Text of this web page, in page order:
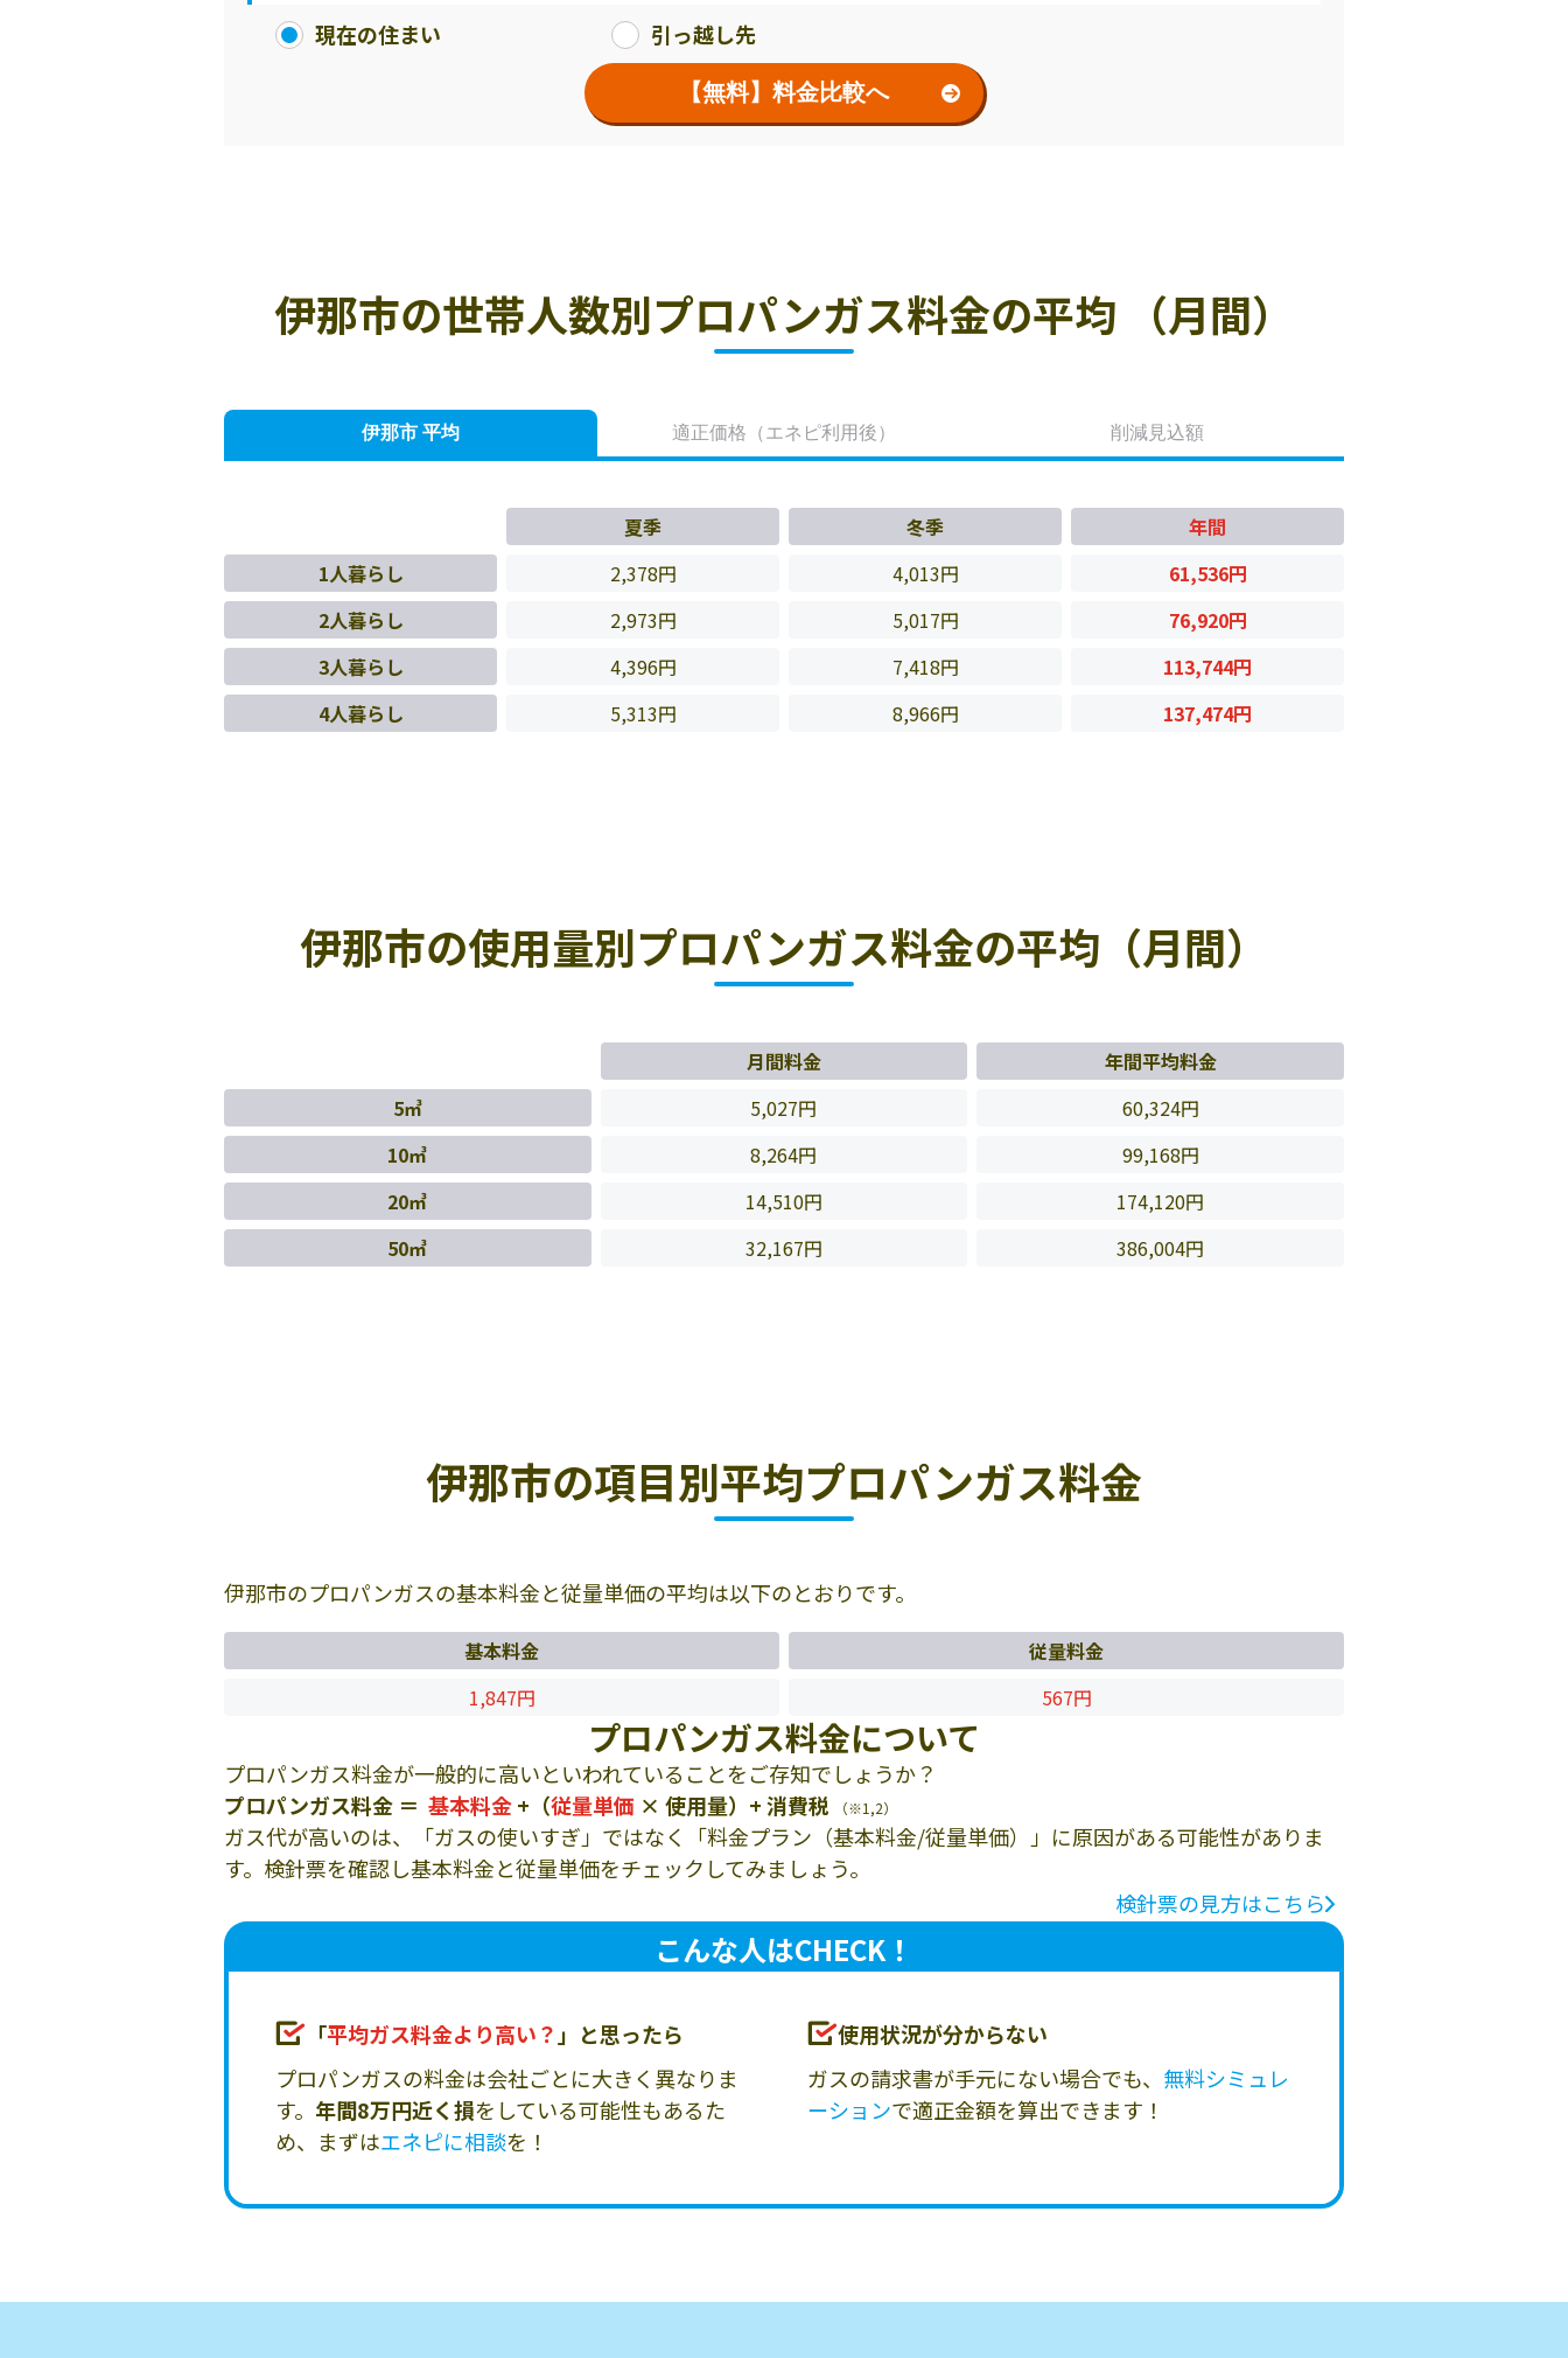
現在の住まい
引っ越し先
【無料】料金比較へ
伊那市の世帯人数別プロパンガス料金の平均 （月間）
伊那市 平均 適正価格 （エネピ利用後） 削減見込額
夏季 冬季
年間
1人暮らし
2,378円 4,013円
61,536円
2人暮らし
2,973円 5,017円
76,920円
3人暮らし
4,396円 7,418円
113,744円
4人暮らし
5,313円 8,966円 137,474円
伊那市の使用量別プロパンガス料金の平均（月間）
月間料金
年間平均料金
5㎥
5,027円
60,324円
10㎥
8,264円
99,168円
20㎥
14,510円
174,120円
50㎥
32,167円 386,004円
伊那市の項目別平均プロパンガス料金
伊那市のプロパンガスの基本料金と従量単価の平均は以下のとおりです。
基本料金
従量料金
1,847円
567円
プロパンガス料金について
プロパンガス料金が一般的に高いといわれていることをご存知でしょうか？
プロパンガス料金 ＝ 基本料金+（従量単価 × 使用量）+ 消費税 （※1,2）
ガス代が高いのは、「ガスの使いすぎ」ではなく「料金プラン（基本料金/従量単価）」に原因がある可能性がありま
す。検針票を確認し基本料金と従量単価をチェックしてみましょう。
検針票の見方はこちら
こんな人はCHECK！
「平均ガス料金より高い？ 」と思ったら
プロパンガスの料金は会社ごとに大きく異なりま
す。 年間8万円近く損をしている可能性もあるた
め、まずはエネピに相談を！
使用状況が分からない
ガスの請求書が手元にない場合でも、 無料シミュレ
ーションで適正金額を算出できます！